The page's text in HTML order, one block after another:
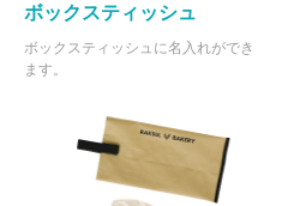
ボックスティッシュ
ボックスティッシュに名入れができ
ます。